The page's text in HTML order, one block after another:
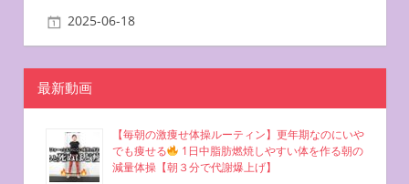
ー
シ
ョ
ン
2025-06-18
最新動画
【毎朝の激痩せ体操ルーティン】更年期なのにいや
でも痩せる
1日中脂肪燃焼しやすい体を作る朝の
減量体操【朝３分で代謝爆上げ】